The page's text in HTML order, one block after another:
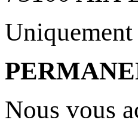
Uniquement
Nous vous